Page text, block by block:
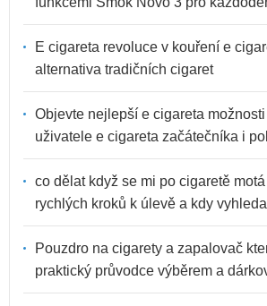
E cigareta revoluce v kouření e
alternativa tradičních cigaret
Objevte nejlepší e cigareta
uživatele e cigareta začátečníka i
co dělat když se mi po cigaretě
rychlých kroků k úlevě a kdy
Pouzdro na cigarety a zapalovač
praktický průvodce výběrem a